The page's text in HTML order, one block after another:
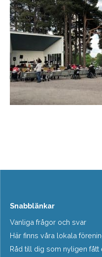
Snabblänkar
Vanliga frågor och svar
Här finns våra lokala
Råd till dig som nyligen